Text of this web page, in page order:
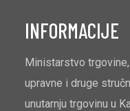
INFORMACIJE
Ministarstvo
upravne i druge
unutarnju trgovinu u